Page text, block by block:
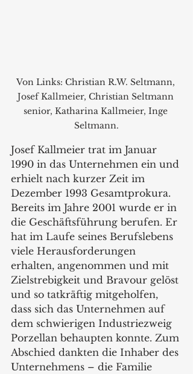
Von Links: Christian R.W. Seltmann,
Josef Kallmeier, Christian Seltmann
senior, Katharina Kallmeier, Inge
Seltmann.
Josef Kallmeier trat im Januar
1990 in das Unternehmen ein und
erhielt nach kurzer Zeit im
Dezember 1993 Gesamtprokura.
Bereits im Jahre 2001 wurde er in
die Geschäftsführung berufen. Er
hat im Laufe seines Berufslebens
viele Herausforderungen
erhalten, angenommen und mit
Zielstrebigkeit und Bravour gelöst
und so tatkräftig mitgeholfen,
dass sich das Unternehmen auf
dem schwierigen Industriezweig
Porzellan behaupten konnte. Zum
Abschied dankten die Inhaber des
Unternehmens – die Familie